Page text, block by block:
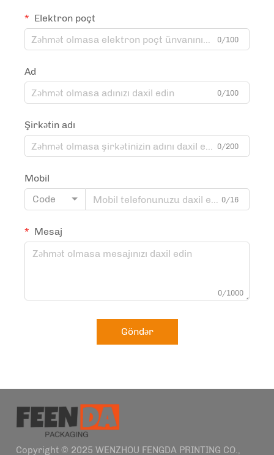
Elektron poçt
0/100
Ad
0/100
Şirkətin adı
0/200
Mobil
Code
0/16
Mesaj
0/1000
Göndər
Copyright © 2025 WENZHOU FENGDA PRINTING CO.,